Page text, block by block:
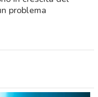
problema